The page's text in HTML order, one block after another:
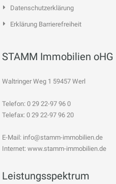
Datenschutzerklärung
Erklärung Barrierefreiheit
STAMM Immobilien oHG
Waltringer Weg 1 59457 Werl
Telefon: 0 29 22-97 96 0
Telefax: 0 29 22-97 96 20
E-Mail: info@stamm-immobilien.de
Internet: www.stamm-immobilien.de
Leistungsspektrum